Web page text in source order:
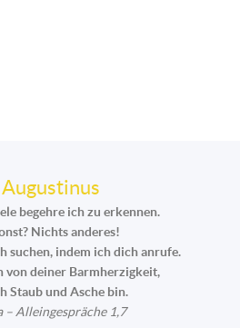
begehre ich zu erkennen.
Nichts anderes!
suchen, indem ich dich anrufe.
von deiner Barmherzigkeit,
Staub und Asche bin.
– Alleingespräche 1,7